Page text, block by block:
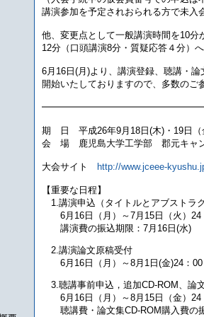
講演参加を予定されおられる方で未入
他、変更点として一般講演時間を10分
12分（口頭講演8分・質疑応答４分）
6月16日(月)より、講演登録、聴講・論
開始いたしておりますので、多数のご
期 日 平成26年9月18日(木)・19日（
会 場 鹿児島大学工学部 郡元キャン
大会サイト http://www.jceee-
【重要な日程】
1.講演申込（タイトルとアブストラク
6月16日（月）～7月15日（火）24
講演費の振込期限：7月16日(水)
2.講演論文原稿受付
6月16日（月）～8月1日(金)24：00
3.聴講事前申込，追加CD-ROM、論
6月16日（月）～8月15日（金）24
聴講費・論文集CD-ROM購入費の